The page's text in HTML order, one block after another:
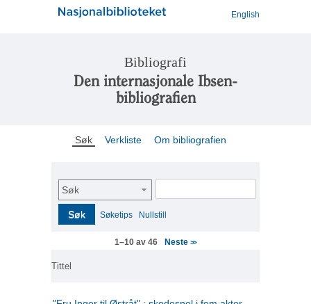
English
Bibliografi
Den internasjonale Ibsen-
bibliografien
Søk Verkliste Om bibliografien
Søk
Søk Søketips Nullstill
1–10 av 46 Neste>>
Tittel